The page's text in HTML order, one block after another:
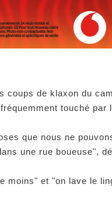
coups de klaxon du
touché
que nous ne
une rue boueuse",
moins" et "on lave le